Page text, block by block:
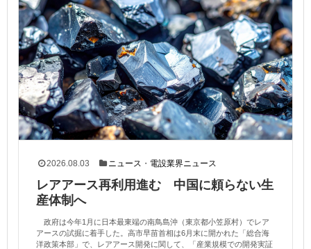
2026.08.03 ニュース ・ 電設業界ニュース
レアアース再利用進む 中国に頼らない生
産体制へ
政府は今年1月に日本最東端の南鳥島沖（東京都小笠原村）でレア
アースの試掘に着手した。高市早苗首相は6月末に開かれた「総合海
洋政策本部」で、レアアース開発に関して、「産業規模での開発実証